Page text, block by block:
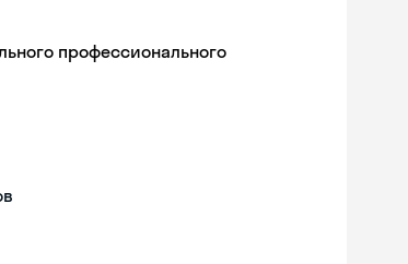
профессионального